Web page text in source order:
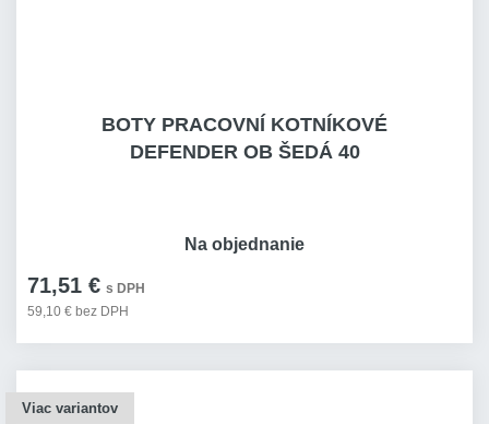
BOTY PRACOVNÍ KOTNÍKOVÉ
DEFENDER OB ŠEDÁ 40
71,51 € s DPH
59,10 € bez DPH
Na objednanie
Viac variantov